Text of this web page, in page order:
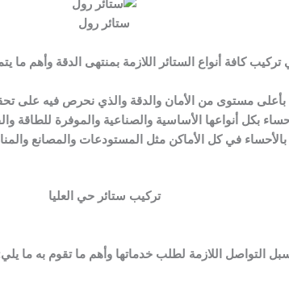
ستائر رول
كافة أنواع الستائر اللازمة بمنتهى الدقة وأهم ما
بأعلى مستوى من الأمان والدقة والذي نحرص فيه على
بكل أنواعها الأساسية والصناعية والموفرة للطاقة
في كل الأماكن مثل المستودعات والمصانع
تركيب ستائر حي العليا
التواصل اللازمة لطلب خدماتها وأهم ما تقوم به ما